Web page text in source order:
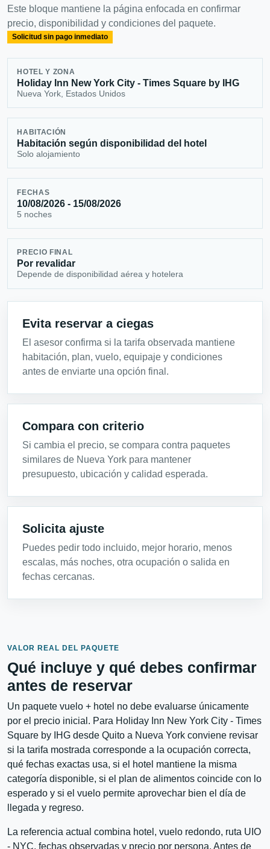
Este bloque mantiene la página enfocada en confirmar
precio, disponibilidad y condiciones del paquete.
Solicitud sin pago inmediato
HOTEL Y ZONA
Holiday Inn New York City - Times Square by IHG
Nueva York, Estados Unidos
HABITACIÓN
Habitación según disponibilidad del hotel
Solo alojamiento
FECHAS
10/08/2026 - 15/08/2026
5 noches
PRECIO FINAL
Por revalidar
Depende de disponibilidad aérea y hotelera
Evita reservar a ciegas
El asesor confirma si la tarifa observada mantiene
habitación, plan, vuelo, equipaje y condiciones
antes de enviarte una opción final.
Compara con criterio
Si cambia el precio, se compara contra paquetes
similares de Nueva York para mantener
presupuesto, ubicación y calidad esperada.
Solicita ajuste
Puedes pedir todo incluido, mejor horario, menos
escalas, más noches, otra ocupación o salida en
fechas cercanas.
VALOR REAL DEL PAQUETE
Qué incluye y qué debes confirmar
antes de reservar
Un paquete vuelo + hotel no debe evaluarse únicamente
por el precio inicial. Para Holiday Inn New York City - Times
Square by IHG desde Quito a Nueva York conviene revisar
si la tarifa mostrada corresponde a la ocupación correcta,
qué fechas exactas usa, si el hotel mantiene la misma
categoría disponible, si el plan de alimentos coincide con lo
esperado y si el vuelo permite aprovechar bien el día de
llegada y regreso.
La referencia actual combina hotel, vuelo redondo, ruta UIO
- NYC, fechas observadas y precio por persona. Antes de